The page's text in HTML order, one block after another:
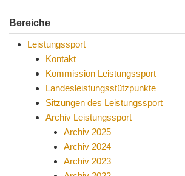
Bereiche
Leistungssport
Kontakt
Kommission Leistungssport
Landesleistungsstützpunkte
Sitzungen des Leistungssport
Archiv Leistungssport
Archiv 2025
Archiv 2024
Archiv 2023